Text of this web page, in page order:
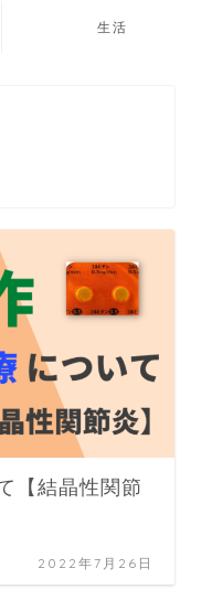
生活
【結晶性関節
2022年7月26日